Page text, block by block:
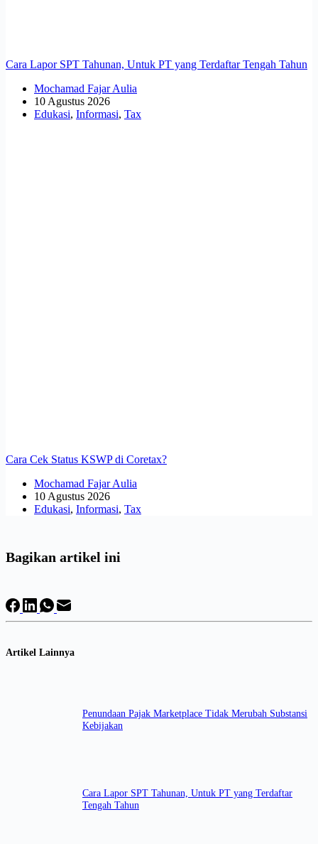
Cara Lapor SPT Tahunan, Untuk PT yang Terdaftar Tengah Tahun
Mochamad Fajar Aulia
10 Agustus 2026
Edukasi, Informasi, Tax
Cara Cek Status KSWP di Coretax?
Mochamad Fajar Aulia
10 Agustus 2026
Edukasi, Informasi, Tax
Bagikan artikel ini
Artikel Lainnya
Penundaan Pajak Marketplace Tidak Merubah Substansi
Kebijakan
Cara Lapor SPT Tahunan, Untuk PT yang Terdaftar
Tengah Tahun